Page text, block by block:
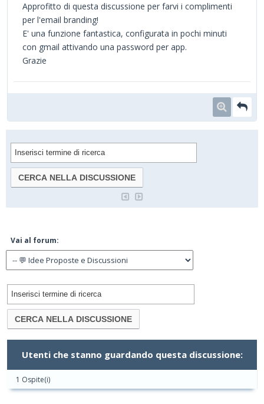
Approfitto di questa discussione per farvi i complimenti
per l'email branding!
E' una funzione fantastica, configurata in pochi minuti
con gmail attivando una password per app.
Grazie
Vai al forum:
Utenti che stanno guardando questa discussione:
1 Ospite(i)